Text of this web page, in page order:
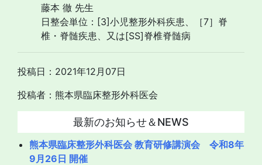
藤本 徹 先生
日整会単位：[3]小児整形外科疾患、［7］脊
椎・脊髄疾患、又は[SS]脊椎脊髄病
投稿日：2021年12月07日
投稿者：熊本県臨床整形外科医会
最新のお知らせ＆NEWS
熊本県臨床整形外科医会 教育研修講演会 令和8年
9月26日 開催